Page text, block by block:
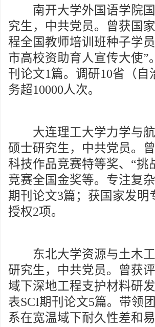
南开大学外国语学院国
究生，中共党员。曾获国
程全国教师培训班种子学
市高校资助育人宣传大使
刊论文1篇。调研10省（
务超10000人次。
大连理工大学力学与航
硕士研究生，中共党员。
科技作品竞赛特等奖、“挑
竞赛全国金奖等。专注复
期刊论文3篇；获国家发
授权2项。
东北大学资源与土木工
研究生，中共党员。曾获
域下深地工程支护材料研
表SCI期刊论文5篇。带领
系在宽温域下耐久性差和